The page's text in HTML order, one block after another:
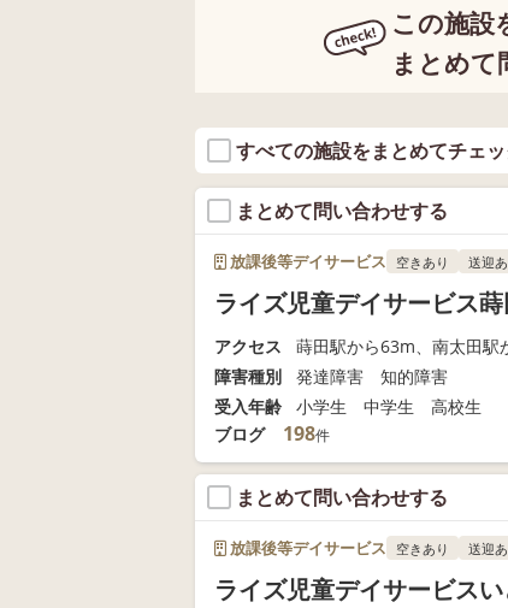
この施設
まとめて
すべての施設をまとめてチェッ
まとめて問い合わせする
放課後等デイサービス 空きあり 送迎
ライズ児童デイサービス
アクセス
蒔田駅から63m、南太田駅
障害種別
発達障害 知的障害
受入年齢
小学生 中学生 高校生
ブログ
198件
まとめて問い合わせする
放課後等デイサービス 空きあり 送迎
ライズ児童デイサービス